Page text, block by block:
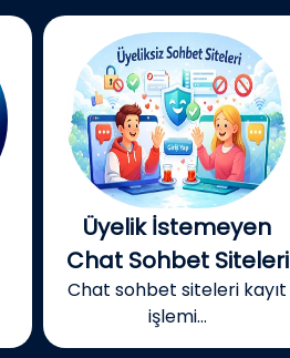
Üyelik İstemeyen
Chat Sohbet Siteleri
Chat sohbet siteleri kayıt
işlemi...